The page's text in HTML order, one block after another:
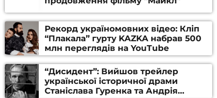
Рекорд україномовних відео: Кліп
“Плакала” гурту KAZKA набрав 500
млн переглядів на YouTube
“Дисидент”: Вийшов трейлер
української історичної драми
Станіслава Гуренка та Андрія